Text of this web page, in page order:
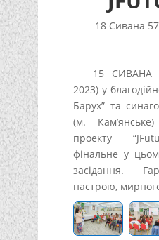
18 Сивана
15 СИВАНА
2023) у
Барух” та
(м.
проекту
фінальне у
засідання.
настрою,